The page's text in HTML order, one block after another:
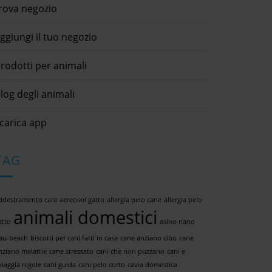
negozio
il tuo negozio
per animali
degli animali
app
cani aereosol gatto allergia pelo cane allergia pelo
animali domestici asino nano
beach biscotti per cani fatti in casa cane anziano cibo cane
malattie cane stressato cani che non puzzano cani e
regole cani guida cani pelo corto cavia domestica